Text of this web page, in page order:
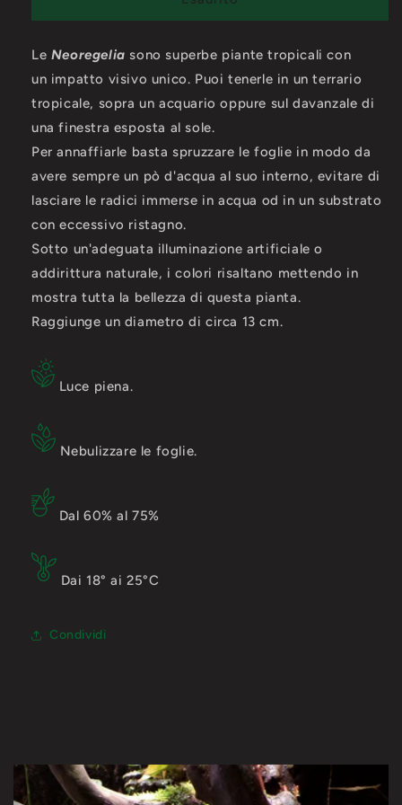
Pheasant
Pheasant
Le Neoregelia sono superbe piante tropicali con
un impatto visivo unico. Puoi tenerle in un terrario
tropicale, sopra un acquario oppure sul davanzale di
una finestra esposta al sole.
Per annaffiarle basta spruzzare le foglie in modo da
avere sempre un pò d'acqua al suo interno, evitare di
lasciare le radici immerse in acqua od in un substrato
con eccessivo ristagno.
Sotto un'adeguata illuminazione artificiale o
addirittura naturale, i colori risaltano mettendo in
mostra tutta la bellezza di questa pianta.
Raggiunge un diametro di circa 13 cm.
Luce piena.
Nebulizzare le foglie.
Dal 60% al 75%
Dai 18° ai 25°C
Condividi